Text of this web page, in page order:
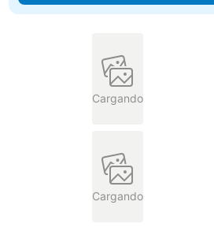
Cargando
Cargando